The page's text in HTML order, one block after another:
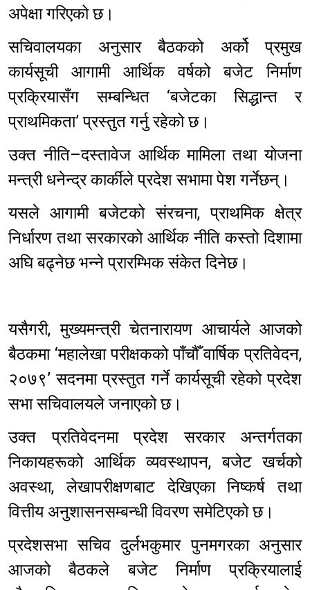
अपेक्षा गरिएको छ।
सचिवालयका अनुसार बैठकको अर्को प्रमुख
कार्यसूची आगामी आर्थिक वर्षको बजेट निर्माण
प्रक्रियासँग सम्बन्धित ‘बजेटका सिद्धान्त र
प्राथमिकता’ प्रस्तुत गर्नु रहेको छ।
उक्त नीति–दस्तावेज आर्थिक मामिला तथा योजना
मन्त्री धनेन्द्र कार्कीले प्रदेश सभामा पेश गर्नेछन्।
यसले आगामी बजेटको संरचना, प्राथमिक क्षेत्र
निर्धारण तथा सरकारको आर्थिक नीति कस्तो दिशामा
अघि बढ्नेछ भन्ने प्रारम्भिक संकेत दिनेछ।
यसैगरी, मुख्यमन्त्री चेतनारायण आचार्यले आजको
बैठकमा ‘महालेखा परीक्षकको पाँचौँ वार्षिक प्रतिवेदन,
२०७९’ सदनमा प्रस्तुत गर्ने कार्यसूची रहेको प्रदेश
सभा सचिवालयले जनाएको छ।
उक्त प्रतिवेदनमा प्रदेश सरकार अन्तर्गतका
निकायहरूको आर्थिक व्यवस्थापन, बजेट खर्चको
अवस्था, लेखापरीक्षणबाट देखिएका निष्कर्ष तथा
वित्तीय अनुशासनसम्बन्धी विवरण समेटिएको छ।
प्रदेशसभा सचिव दुर्लभकुमार पुनमगरका अनुसार
आजको बैठकले बजेट निर्माण प्रक्रियालाई